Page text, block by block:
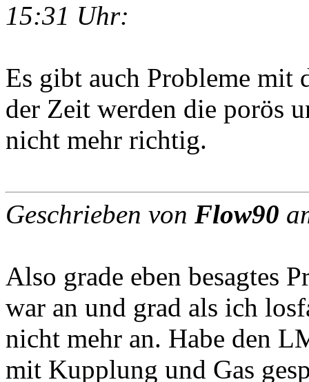
15:31 Uhr:
Es gibt auch Probleme mit
der Zeit werden die porös
nicht mehr richtig.
Geschrieben von Flow90
Also grade eben besagtes
war an und grad als ich
nicht mehr an. Habe den
mit Kupplung und Gas